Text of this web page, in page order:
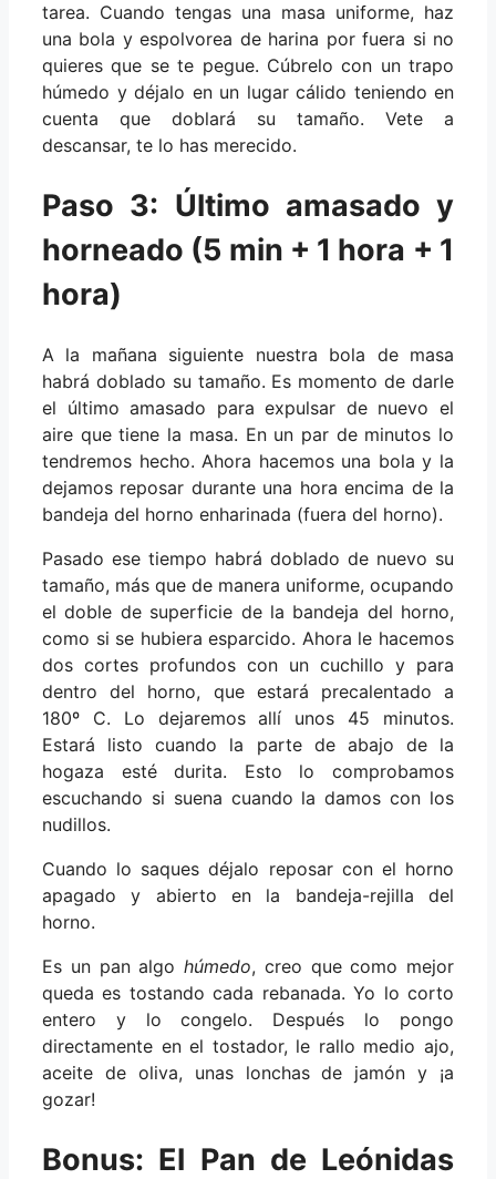
tarea. Cuando tengas una masa uniforme, haz
una bola y espolvorea de harina por fuera si no
quieres que se te pegue. Cúbrelo con un trapo
húmedo y déjalo en un lugar cálido teniendo en
cuenta que doblará su tamaño. Vete a
descansar, te lo has merecido.
Paso 3: Último amasado y
horneado (5 min + 1 hora + 1
hora)
A la mañana siguiente nuestra bola de masa
habrá doblado su tamaño. Es momento de darle
el último amasado para expulsar de nuevo el
aire que tiene la masa. En un par de minutos lo
tendremos hecho. Ahora hacemos una bola y la
dejamos reposar durante una hora encima de la
bandeja del horno enharinada (fuera del horno).
Pasado ese tiempo habrá doblado de nuevo su
tamaño, más que de manera uniforme, ocupando
el doble de superficie de la bandeja del horno,
como si se hubiera esparcido. Ahora le hacemos
dos cortes profundos con un cuchillo y para
dentro del horno, que estará precalentado a
180º C. Lo dejaremos allí unos 45 minutos.
Estará listo cuando la parte de abajo de la
hogaza esté durita. Esto lo comprobamos
escuchando si suena cuando la damos con los
nudillos.
Cuando lo saques déjalo reposar con el horno
apagado y abierto en la bandeja-rejilla del
horno.
Es un pan algo húmedo, creo que como mejor
queda es tostando cada rebanada. Yo lo corto
entero y lo congelo. Después lo pongo
directamente en el tostador, le rallo medio ajo,
aceite de oliva, unas lonchas de jamón y ¡a
gozar!
Bonus: El Pan de Leónidas